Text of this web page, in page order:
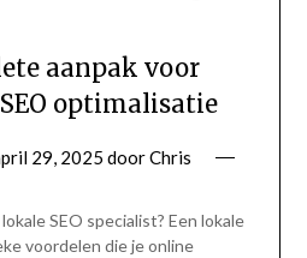
aanpak voor
optimalisatie
29, 2025 doorChris
SEO specialist? Een lokale
voordelen die je online